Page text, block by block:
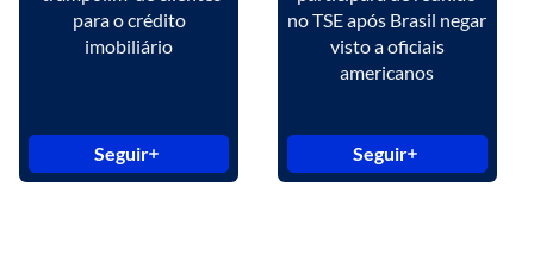
para o crédito
imobiliário
Seguir
no TSE após Brasil negar
visto a oficiais
americanos
Seguir